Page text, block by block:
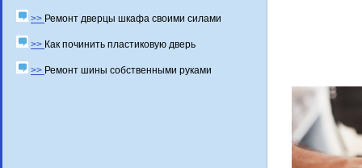
>> Ремонт дверцы шкафа своими силами
>> Как починить пластиковую дверь
>> Ремонт шины собственными руками